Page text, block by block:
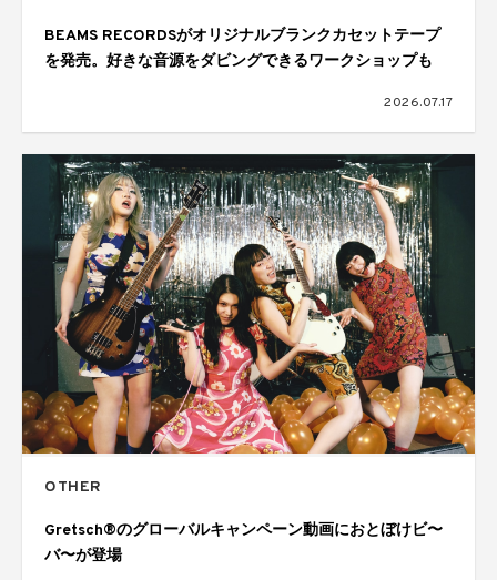
BEAMS RECORDSがオリジナルブランクカセットテープ
を発売。好きな音源をダビングできるワークショップも
2026.07.17
OTHER
Gretsch®のグローバルキャンペーン動画におとぼけビ〜
バ〜が登場